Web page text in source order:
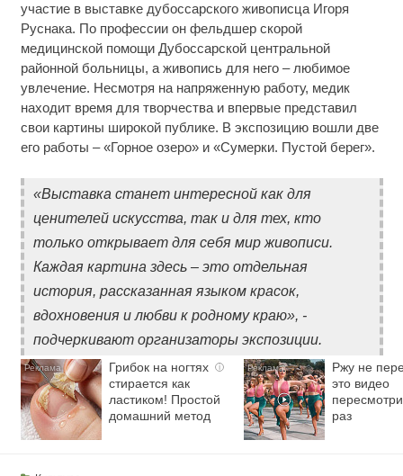
участие в выставке дубоссарского живописца Игоря
Руснака. По профессии он фельдшер скорой
медицинской помощи Дубоссарской центральной
районной больницы, а живопись для него – любимое
увлечение. Несмотря на напряженную работу, медик
находит время для творчества и впервые представил
свои картины широкой публике. В экспозицию вошли две
его работы – «Горное озеро» и «Сумерки. Пустой берег».
«Выставка станет интересной как для
ценителей искусства, так и для тех, кто
только открывает для себя мир живописи.
Каждая картина здесь – это отдельная
история, рассказанная языком красок,
вдохновения и любви к родному краю», -
подчеркивают организаторы экспозиции.
i
Грибок на ногтях
стирается как
ластиком! Простой
домашний метод
Ржу не
это видео
раз